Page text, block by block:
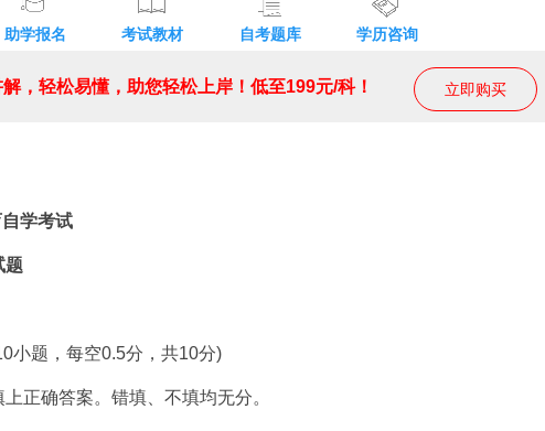
助学报名 考试教材 自考题库 学历咨询
立即购买
，轻松易懂，助您轻松上岸！低至199元/科！
学考试
题
题，每空0.5分，共10分)
确答案。错填、不填均无分。